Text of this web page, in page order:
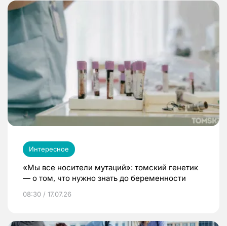
Интересное
«Мы все носители мутаций»: томский генетик
— о том, что нужно знать до беременности
08:30 / 17.07.26